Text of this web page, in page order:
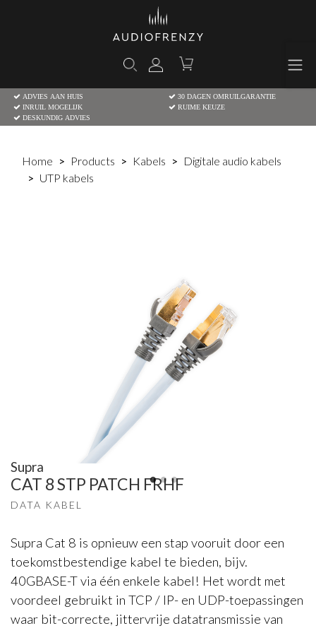
ADVIES AAN HUIS
30 DAGEN OMRUILGARANTIE
INRUIL MOGELIJK
RUIME KEUZE
DESKUNDIG ADVIES
Home Products Kabels
Digitale audio kabels
UTP kabels
Supra
CAT 8 STP PATCH FRHF
DATA KABEL
Supra Cat 8 is opnieuw een stap vooruit door een
toekomstbestendige kabel te bieden, bijv.
40GBASE-T via één enkele kabel! Het wordt met
voordeel gebruikt in TCP / IP- en UDP-toepassingen
waar bit-correcte, jittervrije datatransmissie van